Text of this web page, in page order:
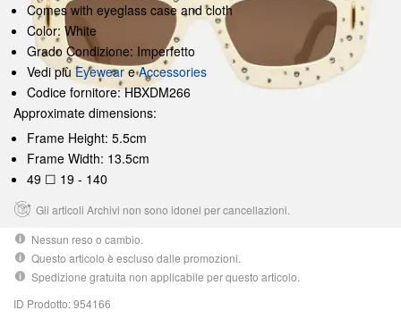
Comes with eyeglass case and cloth
Color: White
Grado Condizione: Imperfetto
Vedi più EyeweareAccessories
Codice fornitore: HBXDM266
Approximate dimensions:
Frame Height: 5.5cm
Frame Width: 13.5cm
49 ☐ 19 - 140
Gli articoli Archivi non sono idonei per cancellazioni.
Nessun reso o cambio.
Questo articolo è escluso dalle promozioni.
Spedizione gratuita non applicabile per questo articolo.
ID Prodotto: 954166